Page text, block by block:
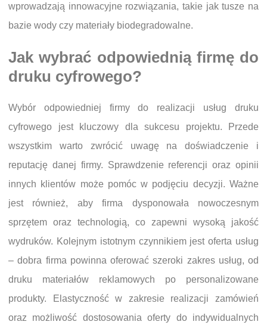
wprowadzają innowacyjne rozwiązania, takie jak tusze na
bazie wody czy materiały biodegradowalne.
Jak wybrać odpowiednią firmę do
druku cyfrowego?
Wybór odpowiedniej firmy do realizacji usług druku
cyfrowego jest kluczowy dla sukcesu projektu. Przede
wszystkim warto zwrócić uwagę na doświadczenie i
reputację danej firmy. Sprawdzenie referencji oraz opinii
innych klientów może pomóc w podjęciu decyzji. Ważne
jest również, aby firma dysponowała nowoczesnym
sprzętem oraz technologią, co zapewni wysoką jakość
wydruków. Kolejnym istotnym czynnikiem jest oferta usług
– dobra firma powinna oferować szeroki zakres usług, od
druku materiałów reklamowych po personalizowane
produkty. Elastyczność w zakresie realizacji zamówień
oraz możliwość dostosowania oferty do indywidualnych